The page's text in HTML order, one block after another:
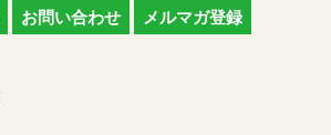
お問い合わせ メルマガ登録